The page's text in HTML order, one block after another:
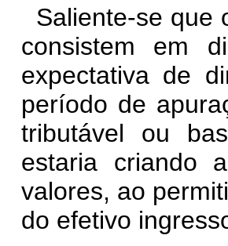
Saliente-se que
consistem em
expectativa de
período de
tributável ou
estaria criando
valores, ao
do efetivo